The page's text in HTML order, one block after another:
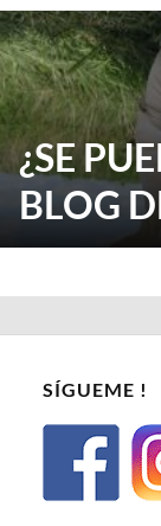
¿SE
BLOG
SÍGUEME !